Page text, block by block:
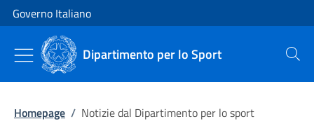
Vai al contenuto
Vai alla navigazione del sito
Governo Italiano
Dipartimento per lo Sport Cerca
Homepage / Notizie dal Dipartimento per lo sport